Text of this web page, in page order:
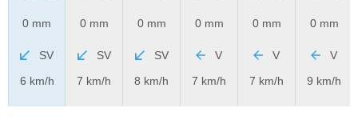
0 mm
SV
6 km/h
0 mm
SV
7 km/h
0 mm
SV
8 km/h
0 mm
V
7 km/h
0 mm
V
7 km/h
0 mm
V
9 km/h